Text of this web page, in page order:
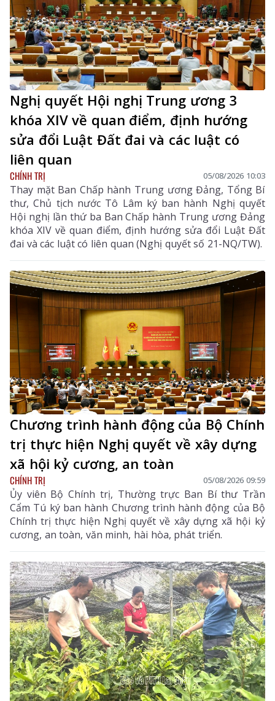
Nghị quyết Hội nghị Trung ương 3
khóa XIV về quan điểm, định hướng
sửa đổi Luật Đất đai và các luật có
liên quan
CHÍNH TRỊ 05/08/2026 10:03
Thay mặt Ban Chấp hành Trung ương Đảng, Tổng Bí
thư, Chủ tịch nước Tô Lâm ký ban hành Nghị quyết
Hội nghị lần thứ ba Ban Chấp hành Trung ương Đảng
khóa XIV về quan điểm, định hướng sửa đổi Luật Đất
đai và các luật có liên quan (Nghị quyết số 21-NQ/TW).
Chương trình hành động của Bộ Chính
trị thực hiện Nghị quyết về xây dựng
xã hội kỷ cương, an toàn
CHÍNH TRỊ 05/08/2026 09:59
Ủy viên Bộ Chính trị, Thường trực Ban Bí thư Trần
Cẩm Tú ký ban hành Chương trình hành động của Bộ
Chính trị thực hiện Nghị quyết về xây dựng xã hội kỷ
cương, an toàn, văn minh, hài hòa, phát triển.